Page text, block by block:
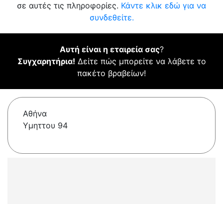
σε αυτές τις πληροφορίες. Κάντε κλικ εδώ για να
συνδεθείτε.
Αυτή είναι η εταιρεία σας?
Συγχαρητήρια! Δείτε πώς μπορείτε να λάβετε το
πακέτο βραβείων!
Αθήνα
Υμηττου 94